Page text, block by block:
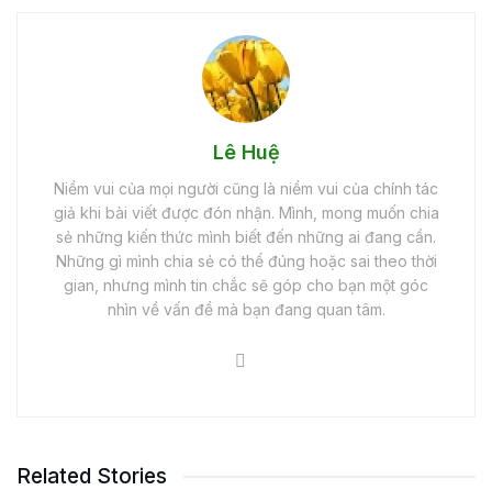
Lê Huệ
Niềm vui của mọi người cũng là niềm vui của chính tác
giả khi bài viết được đón nhận. Mình, mong muốn chia
sẻ những kiến thức mình biết đến những ai đang cần.
Những gì mình chia sẻ có thể đúng hoặc sai theo thời
gian, nhưng mình tin chắc sẽ góp cho bạn một góc
nhìn về vấn đề mà bạn đang quan tâm.
Related Stories